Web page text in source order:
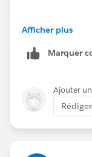
Afficher plus
Marquer
Ajouter